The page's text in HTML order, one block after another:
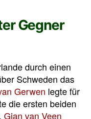
Gegner
durch einen
Schweden das
Gerwen legte für
die ersten beiden
Gian van Veen